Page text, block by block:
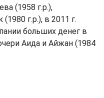
(1958 г.р.),
г.р.), в 2011 г.
больших денег в
Аида и Айжан (1984